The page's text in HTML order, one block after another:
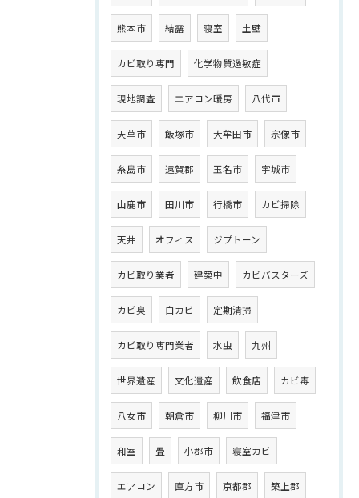
熊本市 結露 寝室 土壁
カビ取り専門 化学物質過敏症
現地調査 エアコン暖房 八代市
天草市 飯塚市 大牟田市 宗像市
糸島市 遠賀郡 玉名市 宇城市
山鹿市 田川市 行橋市 カビ掃除
天井 オフィス ジプトーン
カビ取り業者 建築中 カビバスターズ
カビ臭 白カビ 定期清掃
カビ取り専門業者 水虫 九州
世界遺産 文化遺産 飲食店 カビ毒
八女市 朝倉市 柳川市 福津市
和室 畳 小郡市 寝室カビ
エアコン 直方市 京都郡 築上郡